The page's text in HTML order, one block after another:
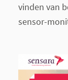
vinden van
sensor-